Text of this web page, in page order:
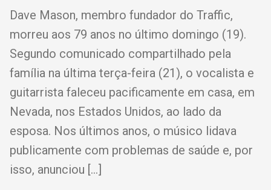
Dave Mason, membro fundador do Traffic,
morreu aos 79 anos no último domingo (19).
Segundo comunicado compartilhado pela
família na última terça-feira (21), o vocalista e
guitarrista faleceu pacificamente em casa, em
Nevada, nos Estados Unidos, ao lado da
esposa. Nos últimos anos, o músico lidava
publicamente com problemas de saúde e, por
isso, anunciou […]